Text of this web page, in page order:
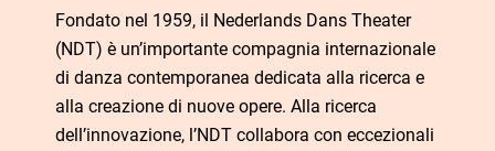
Fondato nel 1959, il Nederlands Dans Theater
(NDT) è un’importante compagnia internazionale
di danza contemporanea dedicata alla ricerca e
alla creazione di nuove opere. Alla ricerca
dell’innovazione, l’NDT collabora con eccezionali